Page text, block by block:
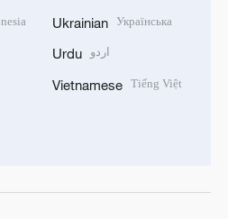
Ukrainian Українська
Urdu اردو
Vietnamese Tiếng Việt